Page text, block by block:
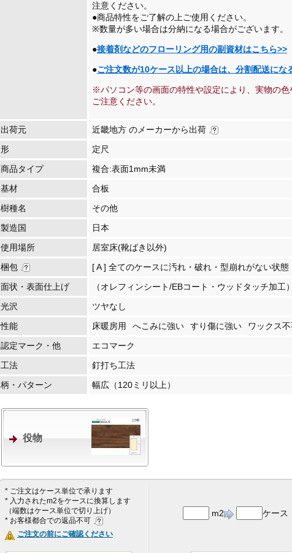
注意ください。
●商品特性をご了解の上ご使用ください。
※数量が多い場合は分納になる場合がございます。
●接着剤などのフローリング用の副資材はこちら>>
●ご注文数が10ケース以上の場合は、分割配送にな
※パソコン等の画面の特性や設定により、実物の色
ご注意ください。
出荷元
近畿地方 のメーカーから出荷
形
定尺
商品タイプ
複合:表面1mm未満
基材
合板
樹種名
その他
製造国
日本
使用場所
居室床(靴ばき以外)
梱包
[ A ] 全てのケースに汚れ・破れ・型崩れがない状態
面状・表面仕上げ
（オレフィンシート/EBコート・ウッドタッチ加工）
光沢
ツヤなし
性能
床暖房用 へこみに強い すり傷に強い ワックス
認定マーク・他
エコマーク
工法
釘打ち工法
柄・パターン
幅広（120ミリ以上）
役物
* ご注文はケース単位で承ります
* 入力されたm2をケースに換算します
（端数はケース単位で切り上げ）
* お客様都合での返品不可
ご注文の前にご確認ください
m2 ケース